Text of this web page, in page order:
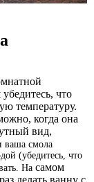
что
температуру.
когда она
вид,
ваша смола
(убедитесь, что
На самом
делать ванну с